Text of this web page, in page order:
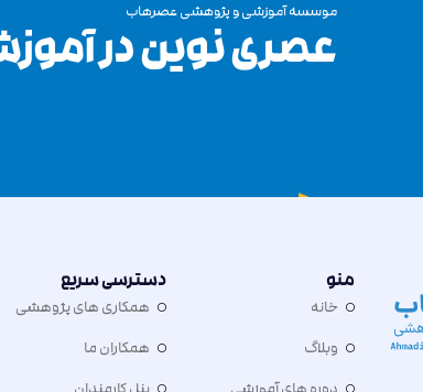
موسسه آموزشی و پژوهشی عصرهاب
عصری نوین در
منو
خانه
وبلاگ
دسترسی سریع
همکاری های پژوهشی
همکاران ما